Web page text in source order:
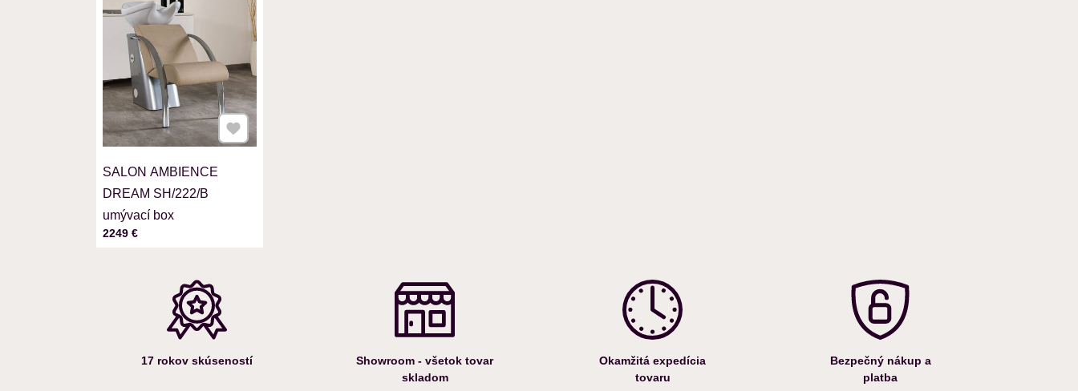
SALON AMBIENCE
DREAM SH/222/B
umývací box
Cena s DPH
2249 €
Pridať k Obľúbeným
17 rokov skúseností
Showroom - všetok tovar
skladom
Okamžitá expedícia
tovaru
Bezpečný nákup a
platba